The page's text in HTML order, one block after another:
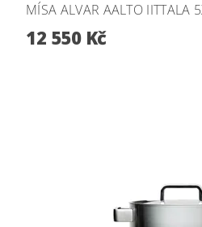
MÍSA ALVAR AALTO IITTALA
12 550 Kč